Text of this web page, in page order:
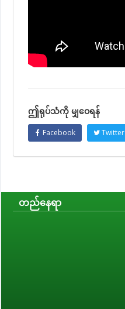
ဤရုပ်သံကို မျှဝေရန်
Facebook Twitter
တည်နေရာ